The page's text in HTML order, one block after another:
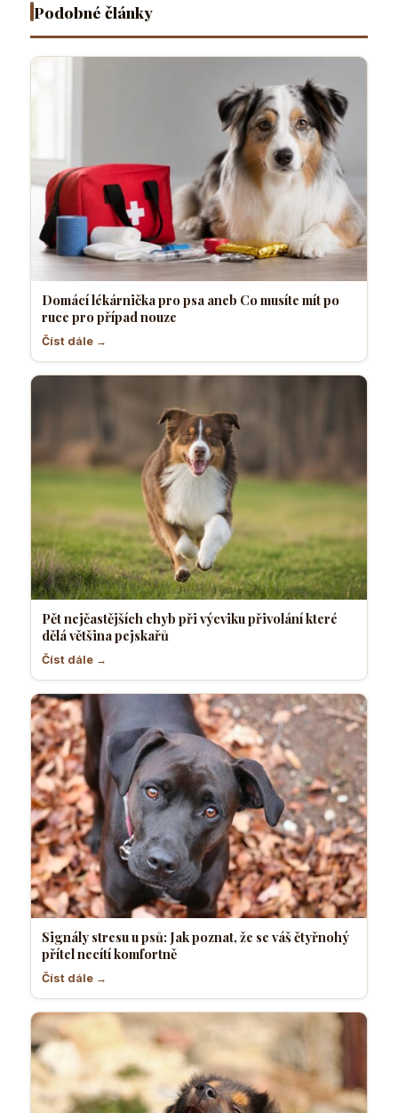
nouze
Podobné články
Domácí lékárnička pro psa aneb Co musíte mít po
ruce pro případ nouze
Číst dále →
Pět nejčastějších chyb při výcviku přivolání které
dělá většina pejskařů
Číst dále →
Signály stresu u psů: Jak poznat, že se váš čtyřnohý
přítel necítí komfortně
Číst dále →